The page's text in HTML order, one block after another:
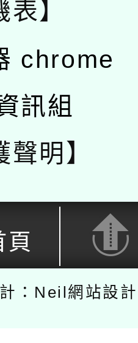
表】
chrome
訊組
聲明】
頁
：Neil網站設